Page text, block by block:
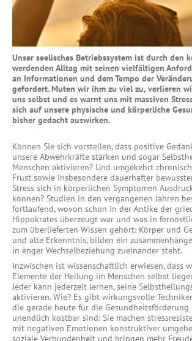
POSITIV LEBEN
Methoden für ein positives
Bewusst leben
ENTSPANNEN
Entspannen
Progressive
Muskelrelaxation
Meditative Verfahren
Yoga
Autogenes Training
Qi Gong / Tai Chi
BOTSCHAFTEN
Unser seelisches Betriebssystem ist durch den
werdenden Alltag mit seinen vielfältigen
an Informationen und dem Tempo der
gefordert. Muten wir ihm zu viel zu, verlieren
uns selbst und es warnt uns mit massiven
sich auf unsere physische und körperliche
bisher gedacht auswirken.
Können Sie sich vorstellen, dass positive
unsere Abwehrkräfte stärken und sogar
Menschen aktivieren? Und umgekehrt
Frust sowie insbesondere dauerhafter
Stress sich in körperlichen Symptomen
können? Studien in den vergangenen Jahren
fortlaufend, wovon schon in der Antike der
Hippokrates überzeugt war und was in
zum überlieferten Wissen gehört: Körper und
und alte Erkenntnis, bilden ein
in enger Wechselbeziehung zueinander steht.
Inzwischen ist wissenschaftlich erwiesen, dass
Elemente der Heilung im Menschen selbst
Jeder kann jederzeit lernen, seine
aktivieren. Wie? Es gibt wirkungsvolle
die gerade heute für die
unendlich kostbar sind: Sie machen
mit negativen Emotionen konstruktiver
soziale Verbundenheit und bringen mehr